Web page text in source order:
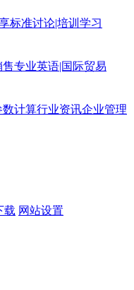
标准讨论|培训学习
专业英语|国际贸易
数计算行业资讯企业管理
载 网站设置